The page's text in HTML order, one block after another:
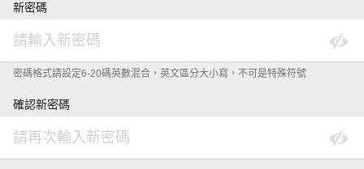
新密碼
密碼格式請設定6-20碼英數混合，英文區分大小寫，不可是特殊符號
確認新密碼